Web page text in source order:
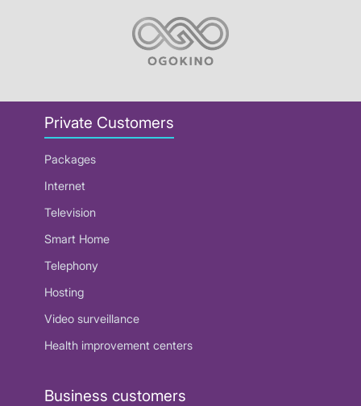
Private Customers
Packages
Internet
Television
Smart Home
Telephony
Hosting
Video surveillance
Health improvement centers
Business customers